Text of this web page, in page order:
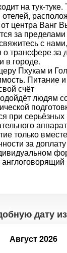
на тук-
отелей,
центра Ванг
за
с
о трансфере за
в городе.
Пхукам и
Питание
счёт
людям
при
только
за
дату
Август 2026